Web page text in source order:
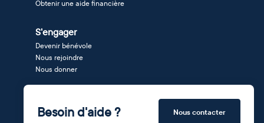
Obtenir une aide financière
S'engager
Devenir bénévole
Nous rejoindre
Nous donner
Besoin d'aide ? Nous contacter